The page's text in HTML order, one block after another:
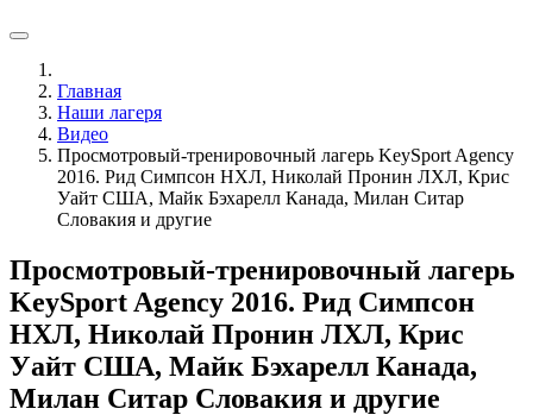
Главная
Наши лагеря
Видео
Просмотровый-тренировочный лагерь KeySport Agency
2016. Рид Симпсон НХЛ, Николай Пронин ЛХЛ, Крис
Уайт США, Майк Бэхарелл Канада, Милан Ситар
Словакия и другие
Просмотровый-тренировочный лагерь
KeySport Agency 2016. Рид Симпсон
НХЛ, Николай Пронин ЛХЛ, Крис
Уайт США, Майк Бэхарелл Канада,
Милан Ситар Словакия и другие